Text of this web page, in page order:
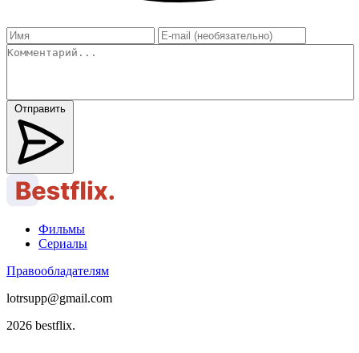
Отправить
Фильмы
Сериалы
Правообладателям
lotrsupp@gmail.com
2026 bestflix.